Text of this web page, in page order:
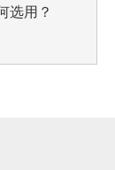
选用？